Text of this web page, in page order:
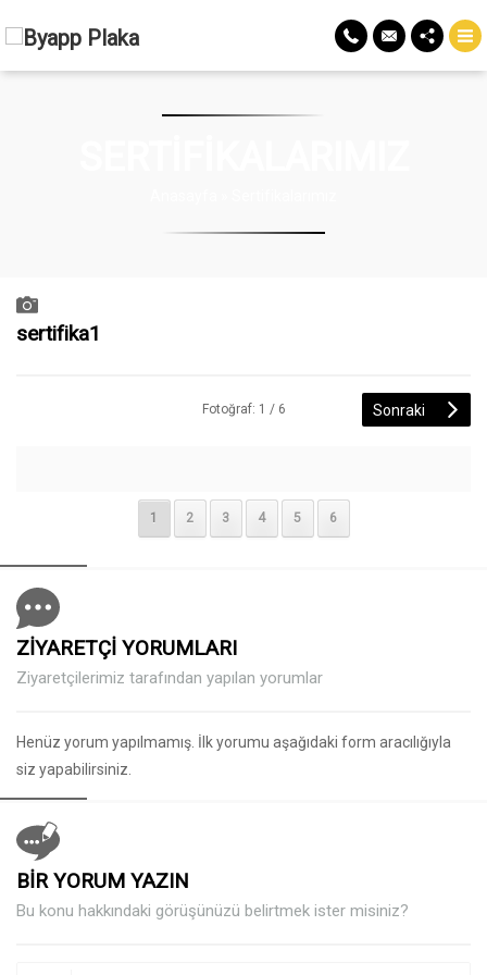
sertifika1
Fotoğraf: 1 / 6 Sonraki
1 2 3 4 5 6
ZİYARETÇİ YORUMLARI
Ziyaretçilerimiz tarafından yapılan yorumlar
Henüz yorum yapılmamış. İlk yorumu aşağıdaki form aracılığıyla
siz yapabilirsiniz.
BİR YORUM YAZIN
Bu konu hakkındaki görüşünüzü belirtmek ister misiniz?